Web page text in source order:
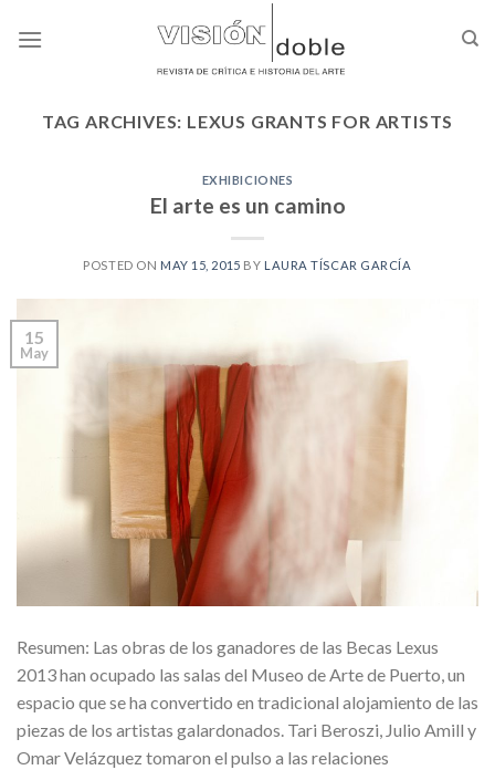
TAG ARCHIVES: LEXUS GRANTS FOR ARTISTS
EXHIBICIONES
El arte es un camino
POSTED ON MAY 15, 2015 BY LAURA TÍSCAR GARCÍA
15
May
Resumen: Las obras de los ganadores de las Becas Lexus
2013 han ocupado las salas del Museo de Arte de Puerto, un
espacio que se ha convertido en tradicional alojamiento de las
piezas de los artistas galardonados. Tari Beroszi, Julio Amill y
Omar Velázquez tomaron el pulso a las relaciones